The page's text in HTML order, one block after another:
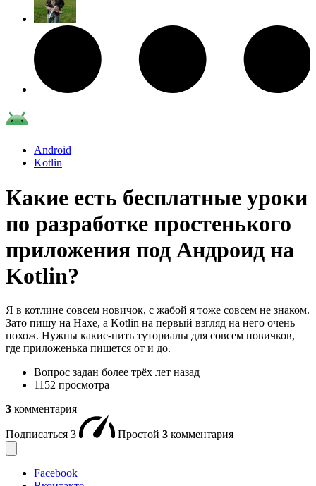
Android
Kotlin
Какие есть бесплатные уроки
по разработке простенького
приложения под Андроид на
Kotlin?
Я в котлине совсем новичок, с жабой я тоже совсем не знаком.
Зато пишу на Haxe, а Kotlin на первый взгляд на него очень
похож. Нужны какие-нить туториалы для совсем новичков,
где приложенька пишется от и до.
Вопрос задан более трёх лет назад
1152 просмотра
3 комментария
Подписаться 3 Простой 3 комментария
Facebook